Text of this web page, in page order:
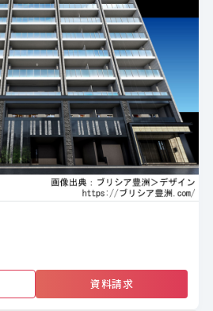
資料請求